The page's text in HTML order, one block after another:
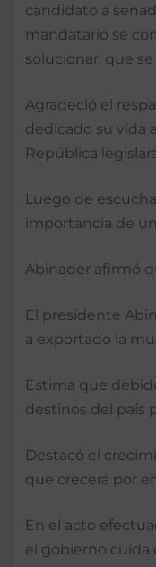
candidato a
mandatario se
solucionar, que
Agradeció el
dedicado su vida
República
Luego de
importancia de
Abinader afirmó
El presidente
a exportado la
Estima que
destinos del país
Destacó el
que crecerá por
En el acto
el gobierno cuida